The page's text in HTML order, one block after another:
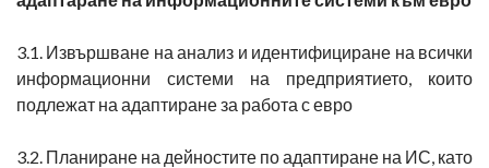
3.1. Извършване на анализ и идентифициране на всички
информационни системи на предприятието, които
подлежат на адаптиране за работа с евро
3.2. Планиране на дейностите по адаптиране на ИС, като